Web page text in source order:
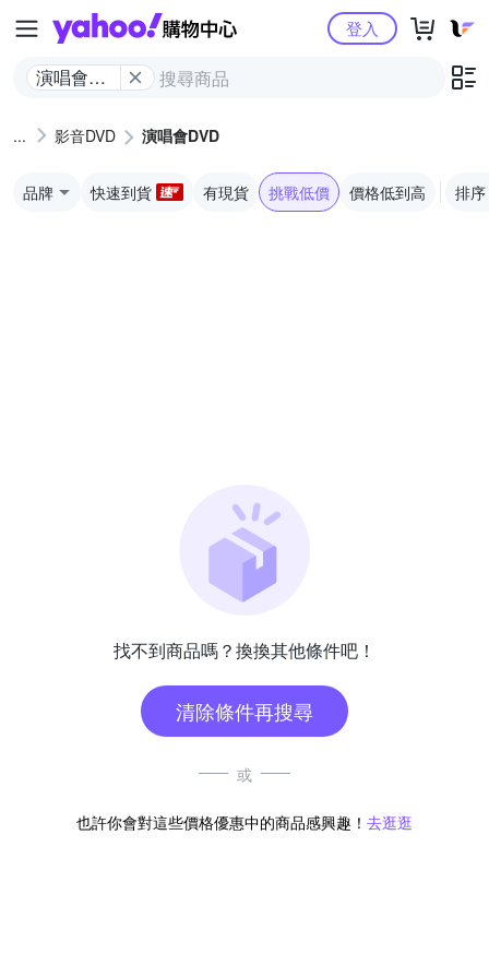
Yahoo購物中心
演唱會
登入
影音DVD 演唱會DVD
品牌 快速到貨 有現貨 挑戰低價 價格低到高 排序
找不到商品嗎？換換其他條件吧！
清除條件再搜尋
或
也許你會對這些價格優惠中的商品感興趣！ 去逛逛